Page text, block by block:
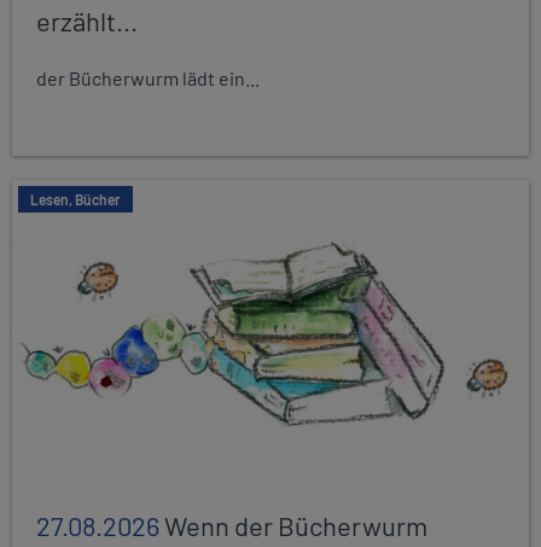
erzählt...
der Bücherwurm lädt ein...
Lesen, Bücher
27.08.2026Wenn der Bücherwurm